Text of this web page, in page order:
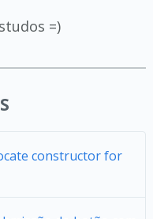
=)
constructor for